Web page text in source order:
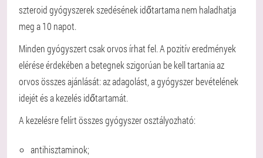
szteroid gyógyszerek szedésének időtartama nem haladhatja
meg a 10 napot.
Minden gyógyszert csak orvos írhat fel. A pozitív eredmények
elérése érdekében a betegnek szigorúan be kell tartania az
orvos összes ajánlását: az adagolást, a gyógyszer bevételének
idejét és a kezelés időtartamát.
A kezelésre felírt összes gyógyszer osztályozható:
antihisztaminok;